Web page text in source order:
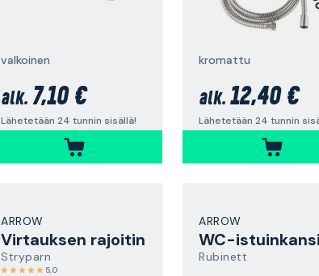
valkoinen
alk. 7,10 €
Lähetetään 24 tunnin sisällä!
kromattu
alk. 12,40 €
Lähetetään 24 tunnin
ARROW
Virtauksen rajoitin
Stryparn
5,0
ARROW
WC-istuinkansi
Rubinett